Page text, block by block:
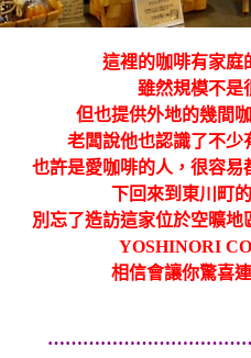
這裡的咖啡有家庭
雖然規模不是
但也提供外地的幾間
老闆說他也認識了不少
也許是愛咖啡的人，很容易
下回來到東川町
別忘了造訪這家位於空曠地
YOSHINORI
相信會讓你驚喜